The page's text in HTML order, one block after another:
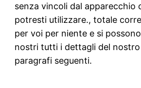
senza vincoli dal apparecchio
potresti utilizzare., totale
per voi per niente e si
nostri tutti i dettagli del
paragrafi seguenti.